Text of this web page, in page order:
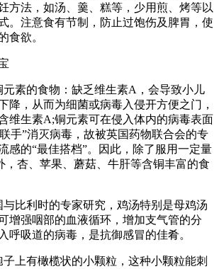
方法，如汤、羹、糕等，少用煎、烤等以
。注意食有节制，防止过饱伤及脾胃，使
食欲。
元素的食物：缺乏维生素A，会导致小儿
降，从而为细菌或病毒入侵开方便之门，
维生素A;铜元素可在侵入体内的病毒表面
手”消灭病毒，故被英国药物联合会的专
感的“最佳搭档”。因此，除了服用一定量
，杏、苹果、蘑菇、牛肝等含铜丰富的食
与比利时的专家研究，鸡汤特别是母鸡汤
增强咽部的血液循环，增加支气管的分
呼吸道的病毒，是抗御感冒的佳肴。
上有橄榄状的小颗粒，这种小颗粒能刺